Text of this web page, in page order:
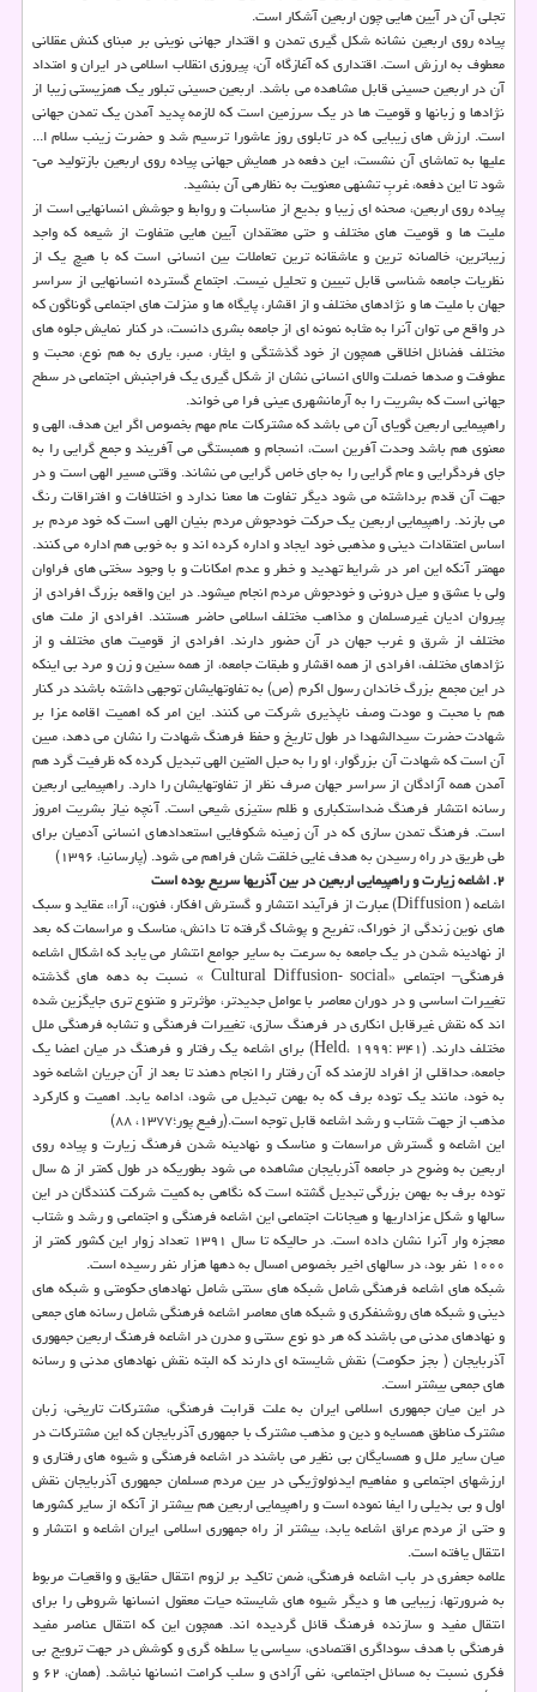
تجلی آن در آیین ­هایی چون اربعین آشكار است.
پیاده روی اربعین نشانه شكل ­گیری تمدن و اقتدار جهانی نوینی بر مبنای كنش عقلانی
معطوف به ارزش است. اقتداری كه آغازگاه آن، پیروزی انقلاب اسلامی در ایران و امتداد
آن در اربعین حسینی قابل مشاهده می باشد. اربعین حسینی تبلور یك همزیستی زیبا از
نژادها و زبان­ها و قومیت­ ها در یك سرزمین است كه لازمه پدید آمدن یك تمدن جهانی
است. ارزش­ های زیبایی كه در تابلوی روز عاشورا ترسیم شد و حضرت زینب سلام ا...
علیها به تماشای آن نشست، این دفعه در همایش جهانی پیاده روی اربعین بازتولید می­
شود تا این دفعه، غربِ تشنه­ی معنویت به نظاره­ی آن بنشید.
پیاده روی اربعین، صحنه ­ای زیبا و بدیع از مناسبات و روابط و جوشش انسان­هایی است از
ملیت ­ها و قومیت­ های مختلف و حتی معتقدان آیین­ هایی متفاوت از شیعه كه واجد
زیباترین، خالصانه ترین و عاشقانه ترین تعاملات بین انسانی است كه با هیچ یك از
نظریات جامعه شناسی قابل تبیین و تحلیل نیست. اجتماع گسترده انسان­هایی از سراسر
جهان با ملیت­ ها و نژادهای مختلف و از اقشار، پایگاه­ ها و منزلت­ های اجتماعی گوناگون كه
در واقع می­ توان آنرا به مثابه نمونه ای از جامعه بشری دانست، در كنار نمایش جلوه ­های
مختلف فضائل اخلاقی همچون از خود گذشتگی و ایثار، صبر، یاری به هم نوع، محبت و
عطوفت و صدها خصلت والای انسانی نشان از شكل­ گیری یك فراجنبش اجتماعی در سطح
جهانی است كه بشریت را به آرمانشهری عینی فرا می­ خواند.
راهپیمایی اربعین گویای آن می باشد كه مشتركات عام مهم بخصوص اگر این هدف، الهی و
معنوی هم باشد وحدت آفرین است، انسجام و همبستگی می ­آفریند و جمع­ گرایی را به
جای فردگرایی و عام گرایی را به جای خاص­ گرایی می ­نشاند. وقتی مسیر الهی است و در
جهت آن قدم برداشته می­ شود دیگر تفاوت­ ها معنا ندارد و اختلافات و افتراقات رنگ
می­ بازند. راهپیمایی اربعین یك حركت خودجوش مردم بنیان الهی است كه خود مردم بر
اساس اعتقادات دینی و مذهبی خود ایجاد و اداره كرده­ اند و به خوبی هم اداره می­ كنند.
مهمتر آنكه این امر در شرایط تهدید و خطر و عدم امكانات و با وجود سختی ­های فراوان
ولی با عشق و میل درونی و خودجوش مردم انجام می­شود. در این واقعه بزرگ افرادی از
پیروان ادیان غیرمسلمان و مذاهب مختلف اسلامی حاضر هستند. افرادی از ملت­ های
مختلف از شرق و غرب جهان در آن حضور دارند. افرادی از قومیت­ های مختلف و از
نژادهای مختلف، افرادی از همه اقشار و طبقات جامعه، از همه سنین و زن و مرد بی اینكه
در این مجمع بزرگ خاندان رسول اكرم (ص) به تفاوت­هایشان توجهی داشته باشند در كنار
هم با محبت و مودت وصف ناپذیری شركت می­ كنند. این امر كه اهمیت اقامه عزا بر
شهادت حضرت سیدالشهدا در طول تاریخ و حفظ فرهنگ شهادت را نشان می­ دهد، مبین
آن است كه شهادت آن بزرگوار، او را به حبل المتین الهی تبدیل كرده كه ظرفیت گرد هم
آمدن همه آزادگان از سراسر جهان صرف نظر از تفاوت­هایشان را دارد. راهپیمایی اربعین
رسانه انتشار فرهنگ ضداستكباری و ظلم ستیزی شیعی است. آنچه نیاز بشریت امروز
است. فرهنگ تمدن سازی كه در آن زمینه شكوفایی استعدادهای انسانی آدمیان برای
طی طریق در راه رسیدن به هدف غایی خلقت شان فراهم می ­شود. (پارسانیا، ۱۳۹۶)
۲. اشاعه زیارت و راهپیمایی اربعین در بین آذریها سریع بوده است
اشاعه ( Diffusion) عبارت از فرآیند انتشار و گسترش افكار، فنون،، آراء، عقاید و سبك
های نوین زندگی از خوراك، تفریح و پوشاك گرفته تا دانش، مناسك و مراسمات كه بعد
از نهادینه شدن در یك جامعه به سرعت به سایر جوامع انتشار می یابد كه اشكال اشاعه
فرهنگی– اجتماعی «Cultural Diffusion- social » نسبت به دهه های گذشته
تغییرات اساسی و در دوران معاصر با عوامل جدیدتر، مؤثرتر و متنوع تری جایگزین شده
اند كه نقش غیرقابل انكاری در فرهنگ سازی، تغییرات فرهنگی و تشابه فرهنگی ملل
مختلف دارند. (Held، ۱۹۹۹: ۳۴۱) برای اشاعه یك رفتار و فرهنگ در میان اعضا یك
جامعه، حداقلی از افراد لازمند كه آن رفتار را انجام دهند تا بعد از آن جریان اشاعه خود
به خود، مانند یك توده برف كه به بهمن تبدیل می شود، ادامه یابد. اهمیت و كاركرد
مذهب از جهت شتاب و رشد اشاعه قابل توجه است.(رفیع پور؛۱۳۷۷، ۸۸)
این اشاعه و گسترش مراسمات و مناسك و نهادینه شدن فرهنگ زیارت و پیاده روی
اربعین به وضوح در جامعه آذربایجان مشاهده می شود بطوریكه در طول كمتر از ۵ سال
توده برف به بهمن بزرگی تبدیل گشته است كه نگاهی به كمیت شركت كنندگان در این
سالها و شكل عزاداریها و هیجانات اجتماعی این اشاعه فرهنگی و اجتماعی و رشد و شتاب
معجزه وار آنرا نشان داده است. در حالیكه تا سال ۱۳۹۱ تعداد زوار این كشور كمتر از
۱۰۰۰ نفر بود، در سالهای اخیر بخصوص امسال به دهها هزار نفر رسیده است.
شبكه های اشاعه فرهنگی شامل شبكه های سنتی شامل نهادهای حكومتی و شبكه های
دینی و شبكه های روشنفكری و شبكه های معاصر اشاعه فرهنگی شامل رسانه های جمعی
و نهادهای مدنی می باشند كه هر دو نوع سنتی و مدرن در اشاعه فرهنگ اربعین جمهوری
آذربایجان ( بجز حكومت) نقش شایسته ای دارند كه البته نقش نهادهای مدنی و رسانه
های جمعی بیشتر است.
در این میان جمهوری اسلامی ایران به علت قرابت فرهنگی، مشتركات تاریخی، زبان
مشترك مناطق همسایه و دین و مذهب مشترك با جمهوری آذربایجان كه این مشتركات در
میان سایر ملل و همسایگان بی نظیر می باشند در اشاعه فرهنگی و شیوه های رفتاری و
ارزشهای اجتماعی و مفاهیم ایدئولوژیكی در بین مردم مسلمان جمهوری آذربایجان نقش
اول و بی بدیلی را ایفا نموده است و راهپیمایی اربعین هم بیشتر از آنكه از سایر كشورها
و حتی از مردم عراق اشاعه یابد، بیشتر از راه جمهوری اسلامی ایران اشاعه و انتشار و
انتقال یافته است.
علامه جعفری در باب اشاعه فرهنگی، ضمن تاكید بر لزوم انتقال حقایق و واقعیات مربوط
به ضرورتها، زیبایی ها و دیگر شیوه های شایسته حیات معقول انسانها شروطی را برای
انتقال مفید و سازنده فرهنگ قائل گردیده اند. همچون این كه انتقال عناصر مفید
فرهنگی با هدف سوداگری اقتصادی، سیاسی یا سلطه گری و كوشش در جهت ترویج بی
فكری نسبت به مسائل اجتماعی، نفی آزادی و سلب كرامت انسانها نباشد. (همان، ۶۲ و